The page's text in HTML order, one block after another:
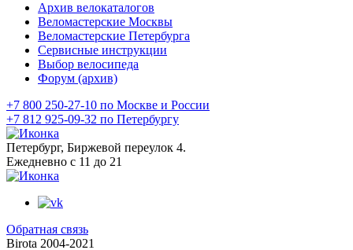
Архив велокаталогов
Веломастерские Москвы
Веломастерские Петербурга
Сервисные инструкции
Выбор велосипеда
Форум (архив)
+7 800 250-27-10 по Москве и России
+7 812 925-09-32 по Петербургу
Петербург, Биржевой переулок 4.
Ежедневно с 11 до 21
Обратная связь
Birota 2004-2021